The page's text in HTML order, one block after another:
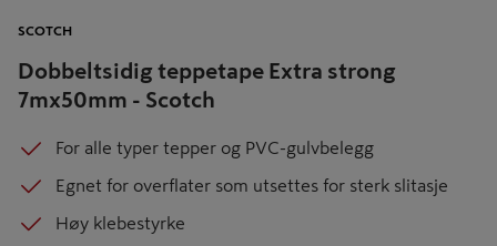
Dobbeltsidig teppetape Extra strong
7mx50mm - Scotch
SCOTCH
For alle typer tepper og PVC-gulvbelegg
Egnet for overflater som utsettes for sterk slitasje
Høy klebestyrke